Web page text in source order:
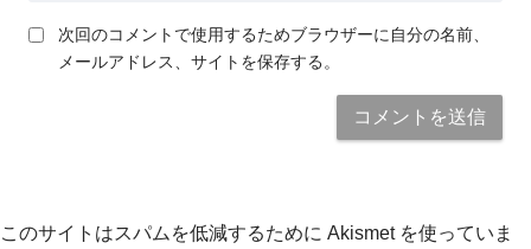
次回のコメントで使用するためブラウザーに自分の名前、
メールアドレス、サイトを保存する。
このサイトはスパムを低減するために Akismet を使っていま